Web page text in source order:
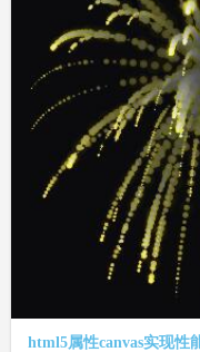
html5属性canvas实现性